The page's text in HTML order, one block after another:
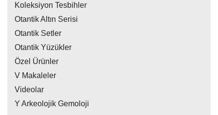
Koleksiyon Tesbihler
Otantik Altın Serisi
Otantik Setler
Otantik Yüzükler
Özel Ürünler
V Makaleler
Videolar
Y Arkeolojik Gemoloji